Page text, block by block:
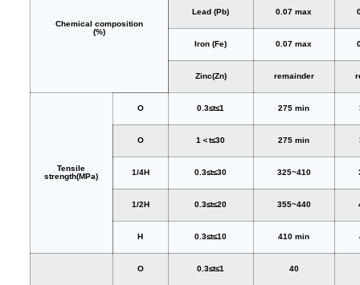
Chemical composition
(%)
Lead (Pb) 0.07 max
Iron (Fe) 0.07 max
Zinc(Zn) remainder
Tensile
strength(MPa)
O 0.3≤t≤1 275 min
O 1＜t≤30 275 min
1/4H 0.3≤t≤30 325~410
1/2H 0.3≤t≤20 355~440
H 0.3≤t≤10 410 min
O 0.3≤t≤1 40